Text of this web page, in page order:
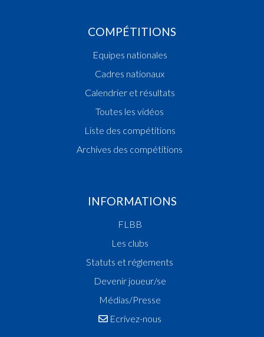
COMPÉTITIONS
Equipes nationales
Cadres nationaux
Calendrier et résultats
Toutes les vidéos
Liste des compétitions
Archives des compétitions
INFORMATIONS
FLBB
Les clubs
Statuts et réglements
Devenir joueur/se
Médias/Presse
Ecrivez-nous